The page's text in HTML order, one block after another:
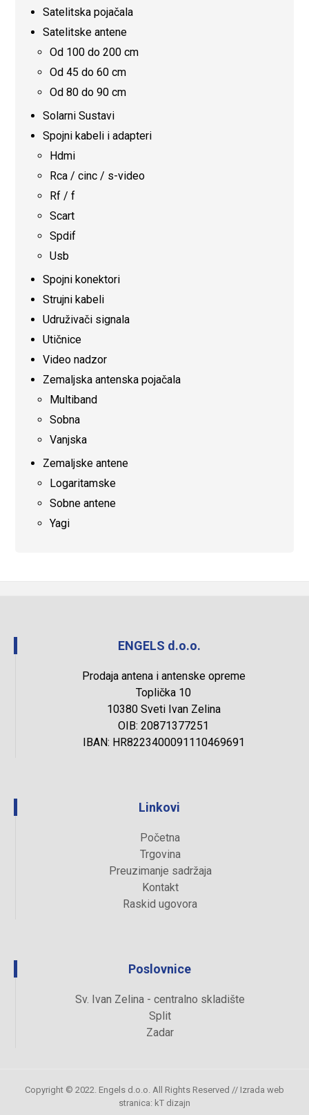
Satelitska pojačala
Satelitske antene
Od 100 do 200 cm
Od 45 do 60 cm
Od 80 do 90 cm
Solarni Sustavi
Spojni kabeli i adapteri
Hdmi
Rca / cinc / s-video
Rf / f
Scart
Spdif
Usb
Spojni konektori
Strujni kabeli
Udruživači signala
Utičnice
Video nadzor
Zemaljska antenska pojačala
Multiband
Sobna
Vanjska
Zemaljske antene
Logaritamske
Sobne antene
Yagi
ENGELS d.o.o.
Prodaja antena i antenske opreme
Toplička 10
10380 Sveti Ivan Zelina
OIB: 20871377251
IBAN: HR8223400091110469691
Linkovi
Početna
Trgovina
Preuzimanje sadržaja
Kontakt
Raskid ugovora
Poslovnice
Sv. Ivan Zelina - centralno skladište
Split
Zadar
Copyright © 2022. Engels d.o.o. All Rights Reserved // Izrada web
stranica: kT dizajn